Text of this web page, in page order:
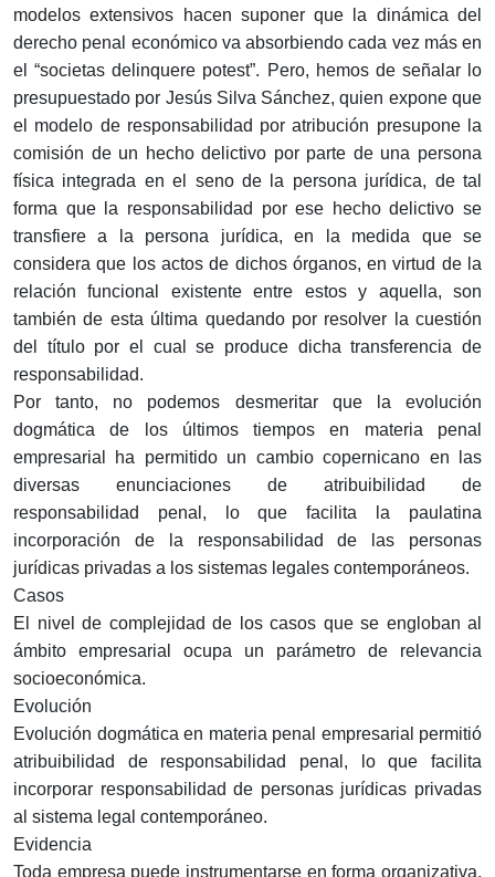
modelos extensivos hacen suponer que la dinámica del
derecho penal económico va absorbiendo cada vez más en
el “societas delinquere potest”. Pero, hemos de señalar lo
presupuestado por Jesús Silva Sánchez, quien expone que
el modelo de responsabilidad por atribución presupone la
comisión de un hecho delictivo por parte de una persona
física integrada en el seno de la persona jurídica, de tal
forma que la responsabilidad por ese hecho delictivo se
transfiere a la persona jurídica, en la medida que se
considera que los actos de dichos órganos, en virtud de la
relación funcional existente entre estos y aquella, son
también de esta última quedando por resolver la cuestión
del título por el cual se produce dicha transferencia de
responsabilidad.
Por tanto, no podemos desmeritar que la evolución
dogmática de los últimos tiempos en materia penal
empresarial ha permitido un cambio copernicano en las
diversas enunciaciones de atribuibilidad de
responsabilidad penal, lo que facilita la paulatina
incorporación de la responsabilidad de las personas
jurídicas privadas a los sistemas legales contemporáneos.
Casos
El nivel de complejidad de los casos que se engloban al
ámbito empresarial ocupa un parámetro de relevancia
socioeconómica.
Evolución
Evolución dogmática en materia penal empresarial permitió
atribuibilidad de responsabilidad penal, lo que facilita
incorporar responsabilidad de personas jurídicas privadas
al sistema legal contemporáneo.
Evidencia
Toda empresa puede instrumentarse en forma organizativa,